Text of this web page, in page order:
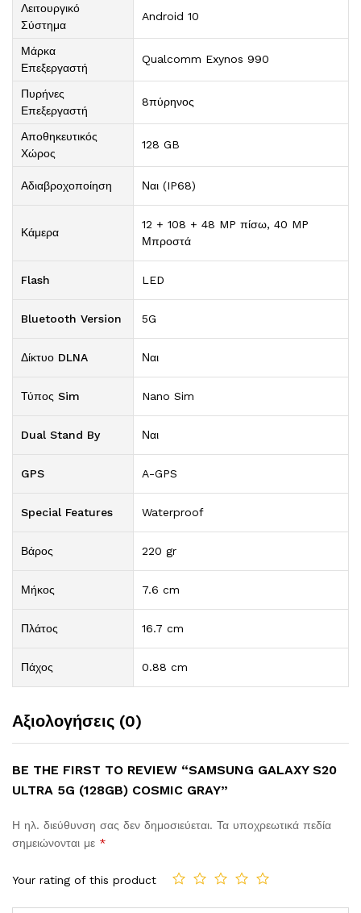
Λειτουργικό
Σύστημα
Android 10
Μάρκα
Επεξεργαστή
Qualcomm Exynos 990
Πυρήνες
Επεξεργαστή
8πύρηνος
Αποθηκευτικός
Χώρος
128 GB
Αδιαβροχοποίηση Ναι (IP68)
Κάμερα
12 + 108 + 48 MP πίσω, 40 MP
Μπροστά
Flash LED
Bluetooth Version 5G
Δίκτυο DLNA Ναι
Τύπος Sim Nano Sim
Dual Stand By Ναι
GPS A-GPS
Special Features Waterproof
Βάρος 220 gr
Μήκος 7.6 cm
Πλάτος 16.7 cm
Πάχος 0.88 cm
Αξιολογήσεις (0)
BE THE FIRST TO REVIEW “SAMSUNG GALAXY S20
ULTRA 5G (128GB) COSMIC GRAY”
Η ηλ. διεύθυνση σας δεν δημοσιεύεται. Τα υποχρεωτικά πεδία
σημειώνονται με *
Your rating of this product